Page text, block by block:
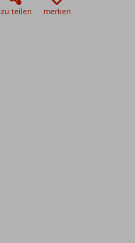
zu teilen merken